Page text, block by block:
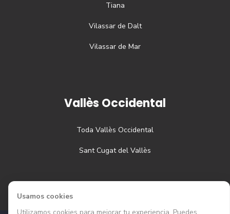
Tiana
Vilassar de Dalt
Vilassar de Mar
Vallès Occidental
Toda Vallès Occidental
Sant Cugat del Vallès
Usamos cookies